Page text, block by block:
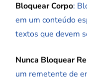
Bloquear Corpo:
em um conteúdo
textos que devem
Nunca Bloquear
um remetente de